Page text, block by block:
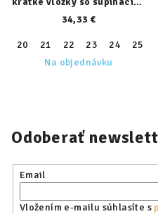
päty
34,33 €
20 21 22 23 24 25
Na objednávku
Odoberať
Email
Vložením e-mailu súhlasíte s